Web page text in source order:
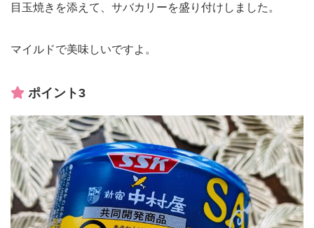
目玉焼きを添えて、サバカリーを盛り付けしました。
マイルドで美味しいですよ。
ポイント3